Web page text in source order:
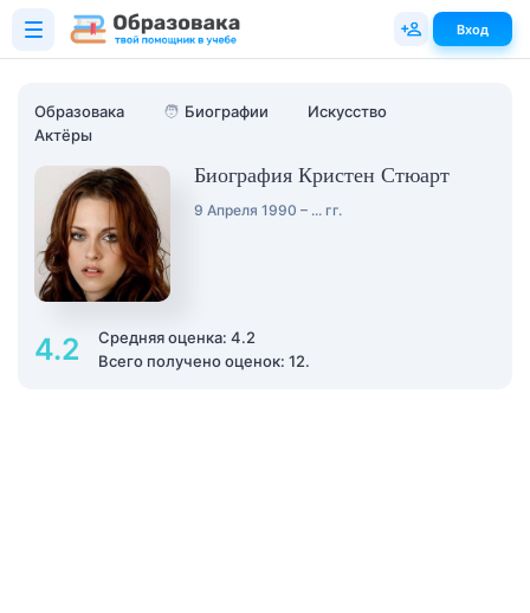
Образовака 🧑 Биографии
Искусство
Актёры
Биография Кристен Стюарт
9 Апреля 1990 – ... гг.
4.2
Средняя оценка: 4.2
Всего получено оценок: 12.
Вход